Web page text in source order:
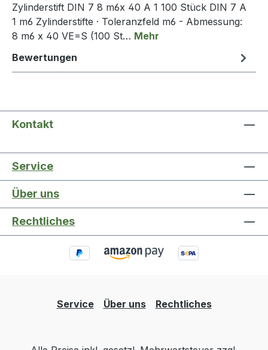
Zylinderstift DIN 7 8 m6x 40 A 1 100 Stück DIN 7 A
1 m6 Zylinderstifte · Toleranzfeld m6 - Abmessung:
8 m6 x 40 VE=S (100 St… Mehr
Bewertungen
Kontakt
Service
Über uns
Rechtliches
Service Über uns Rechtliches